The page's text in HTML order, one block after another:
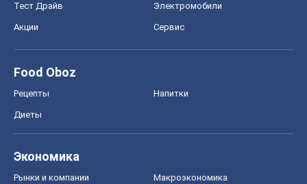
Тест Драйв Электромобили
Акции Сервис
Food Oboz
Рецепты Напитки
Диеты
Экономика
Рынки и компании Mакроэкономика